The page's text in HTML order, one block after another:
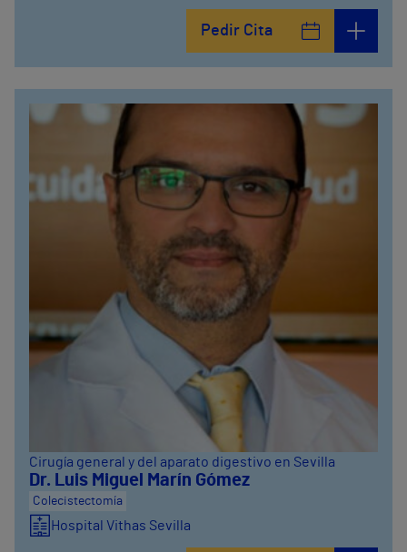
Pedir Cita
Cirugía general y del aparato digestivo en Sevilla
Dr. Luis Miguel Marín Gómez
Colecistectomía
Hospital Vithas Sevilla